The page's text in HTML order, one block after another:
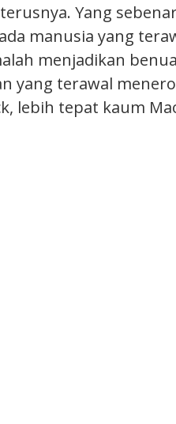
Yang
manusia yang
menjadikan
yang terawal
lebih tepat kaum